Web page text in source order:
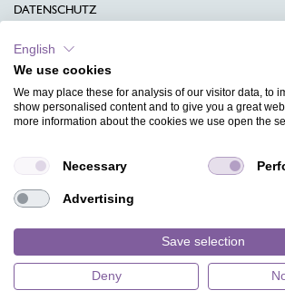
DATENSCHUTZ
KONTAKT
AGB
CHARITY
MAGAZIN
HILFE
English
We use cookies
We may place these for analysis of our visitor data, to
show personalised content and to give you a great
more information about the cookies we use open the
Necessary
Advertising
Save selection
Deny